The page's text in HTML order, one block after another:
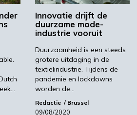
verder ontwikkelen tot
alternatief voor plastic
accessoires.
onderzoek naar mode uit
online magazine van CoE
Over het onderzoek
impact van de
een artikel in NRC
Innovatie drijft de
duurzame mode-
industrie vooruit
Duurzaamheid is een steeds
grotere uitdaging in de
textielindustrie. Tijdens de
pandemie en lockdowns
worden de…
Redactie Brussel
09/08/2020